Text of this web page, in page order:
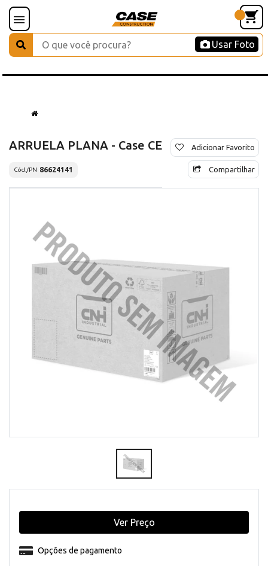
Usar Foto
ARRUELA PLANA - Case CE
Cód./PN 86624141
Adicionar Favorito
Compartilhar
Opções de pagamento
Ver Preço